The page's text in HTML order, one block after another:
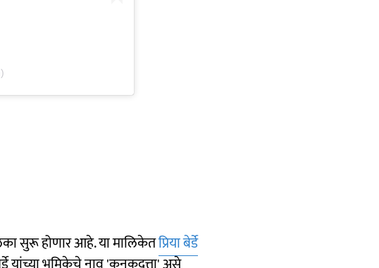
सुरू होणार आहे. या मालिकेतप्रिया बेर्डे